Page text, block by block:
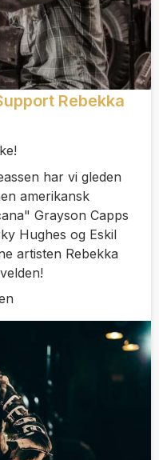
Rebekka
har vi gleden
amerikansk
Grayson Capps
Hughes og Eskil
artisten Rebekka